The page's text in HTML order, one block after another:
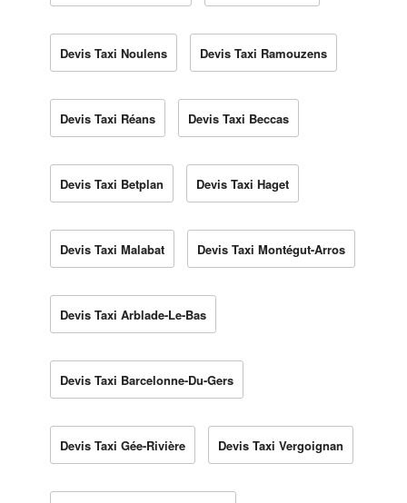
Devis Taxi Noulens Devis Taxi Ramouzens
Devis Taxi Réans Devis Taxi Beccas
Devis Taxi Betplan Devis Taxi Haget
Devis Taxi Malabat Devis Taxi Montégut-Arros
Devis Taxi Arblade-Le-Bas
Devis Taxi Barcelonne-Du-Gers
Devis Taxi Gée-Rivière Devis Taxi Vergoignan